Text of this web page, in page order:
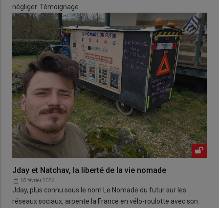
négliger. Témoignage.
Jday et Natchav, la liberté de la vie nomade
05 février 2026
Jday, plus connu sous le nom Le Nomade du futur sur les
réseaux sociaux, arpente la France en vélo-roulotte avec son